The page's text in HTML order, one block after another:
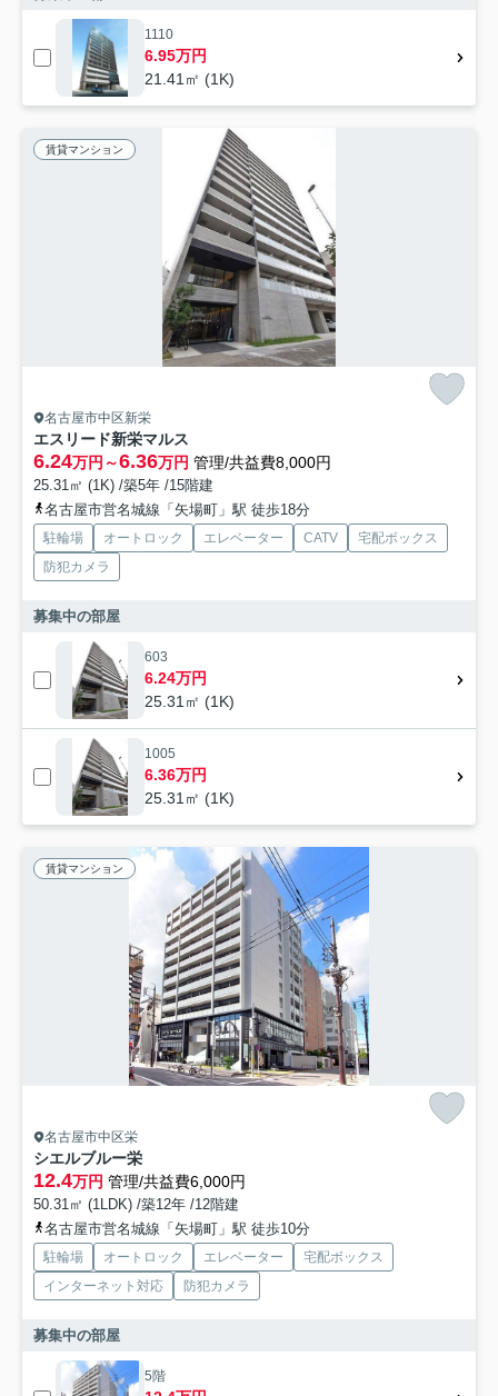
1110
6.95万円
21.41㎡ (1K)
賃貸マンション
名古屋市中区新栄
エスリード新栄マルス
6.24万円～6.36万円 管理/共益費8,000円
25.31㎡ (1K) /築5年 /15階建
名古屋市営名城線「矢場町」駅 徒歩18分
駐輪場 オートロック エレベーター CATV
宅配ボックス
防犯カメラ
募集中の部屋
603
6.24万円
25.31㎡ (1K)
1005
6.36万円
25.31㎡ (1K)
賃貸マンション
名古屋市中区栄
シエルブルー栄
12.4万円 管理/共益費6,000円
50.31㎡ (1LDK) /築12年 /12階建
名古屋市営名城線「矢場町」駅 徒歩10分
駐輪場 オートロック エレベーター
宅配ボックス
インターネット対応
防犯カメラ
募集中の部屋
5階